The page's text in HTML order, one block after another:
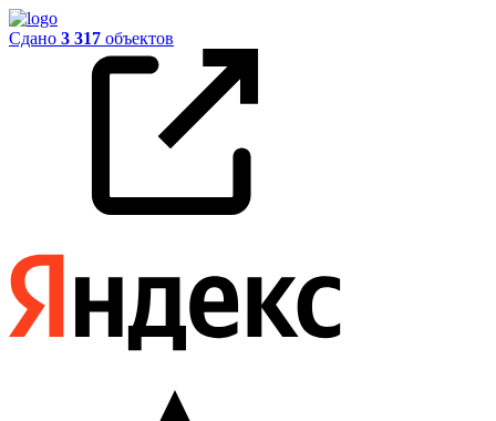
Сдано 3 317 объектов